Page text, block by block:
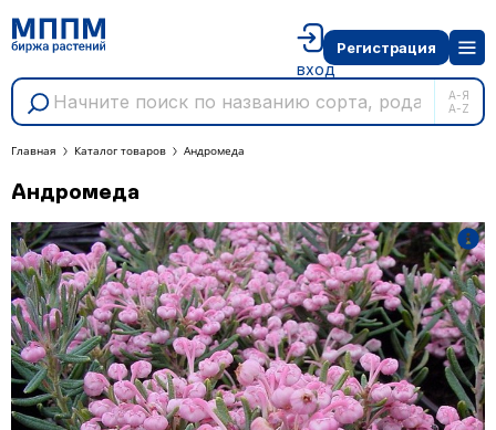
А-Я
A-Z
вход
Регистрация
Главная Каталог товаров Андромеда
Андромеда